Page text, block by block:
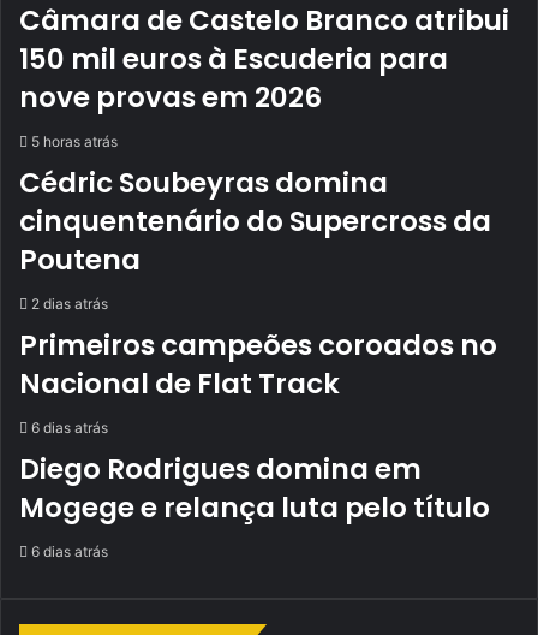
Câmara de Castelo Branco atribui
150 mil euros à Escuderia para
nove provas em 2026
5 horas atrás
Cédric Soubeyras domina
cinquentenário do Supercross da
Poutena
2 dias atrás
Primeiros campeões coroados no
Nacional de Flat Track
6 dias atrás
Diego Rodrigues domina em
Mogege e relança luta pelo título
6 dias atrás